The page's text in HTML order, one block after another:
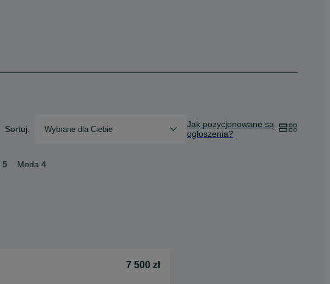
Sortuj: Wybrane dla Ciebie
Jak pozycjonowane są
ogłoszenia?
5 Moda 4
7 500 zł